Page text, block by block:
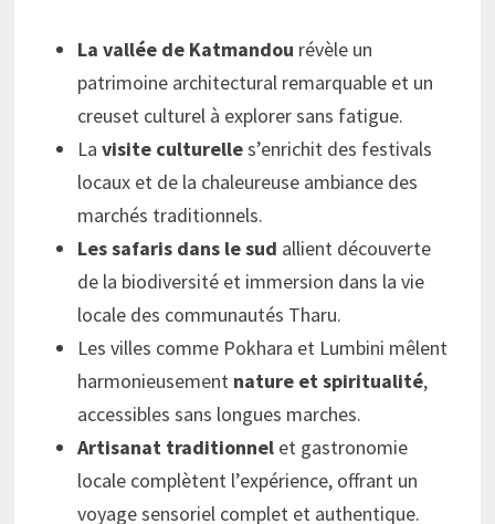
La vallée de Katmandou révèle un
patrimoine architectural remarquable et un
creuset culturel à explorer sans fatigue.
Lavisite culturelles’enrichit des festivals
locaux et de la chaleureuse ambiance des
marchés traditionnels.
Les safaris dans le sud allient découverte
de la biodiversité et immersion dans la vie
locale des communautés Tharu.
Les villes comme Pokhara et Lumbini mêlent
harmonieusement nature et spiritualité,
accessibles sans longues marches.
Artisanat traditionnel et gastronomie
locale complètent l’expérience, offrant un
voyage sensoriel complet et authentique.